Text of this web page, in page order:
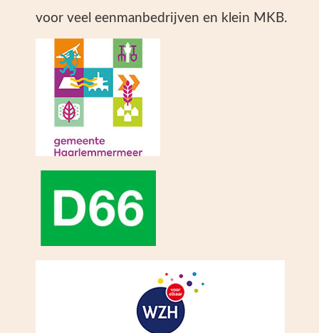
voor veel eenmanbedrijven en klein MKB.